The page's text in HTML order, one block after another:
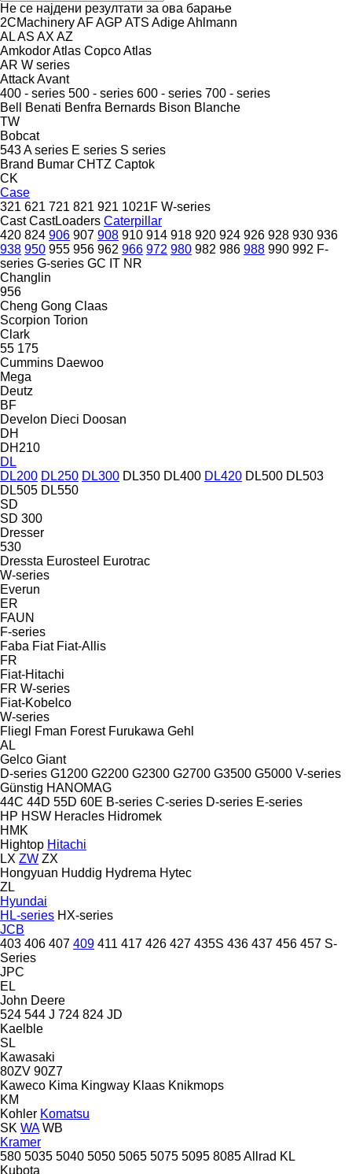
Не се најдени резултати за ова барање
2CMachineryAFAGP ATS AdigeAhlmann
ALAS AX AZ
AmkodorAtlas CopcoAtlas
AR W series
AttackAvant
400 - series 500 - series 600 - series 700 - series
Bell
Benati Benfra Bernards Bison Blanche
TW
Bobcat
543A series E series S series
Brand Bumar CHTZ Captok
CK
Case
321 621 721 821 921 1021F W-series
Cast CastLoaders Caterpillar
420 824 906 907 908 910 914 918 920 924 926 928 930 936
938 950 955 956 962 966 972 980 982 986 988 990 992 F-
series G-series GC IT NR
Changlin
956
Cheng Gong Claas
Scorpion Torion
Clark
55 175
Cummins Daewoo
Mega
Deutz
BF
Develon Dieci Doosan
DH
DH210
DL
DL200 DL250 DL300 DL350 DL400 DL420 DL500 DL503
DL505 DL550
SD
SD 300
Dresser
530
Dressta Eurosteel Eurotrac
W-series
Everun
ER
FAUN
F-series
Faba Fiat Fiat-Allis
FR
Fiat-Hitachi
FR W-series
Fiat-Kobelco
W-series
Fliegl
Fman Forest Furukawa Gehl
AL
Gelco Giant
D-series G1200 G2200 G2300 G2700 G3500 G5000 V-series
Günstig HANOMAG
44C 44D 55D 60E B-series C-series D-series E-series
HP HSW Heracles Hidromek
HMK
Hightop Hitachi
LX ZW ZX
Hongyuan Huddig Hydrema Hytec
ZL
Hyundai
HL-series HX-series
JCB
403 406 407 409 411 417 426 427 435S 436 437 456 457 S-
Series
JPC
EL
John Deere
524 544 J 724 824 JD
Kaelble
SL
Kawasaki
80ZV 90Z7
Kaweco Kima Kingway Klaas Knikmops
KM
Kohler Komatsu
SK WA WB
Kramer
580 5035 5040 5050 5065 5075 5095 8085Allrad KL
Kubota